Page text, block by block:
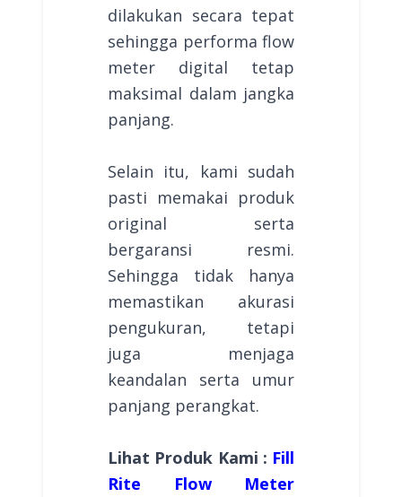
dilakukan secara tepat
sehingga performa flow
meter digital tetap
maksimal dalam jangka
panjang.
Selain itu, kami sudah
pasti memakai produk
original serta
bergaransi resmi.
Sehingga tidak hanya
memastikan akurasi
pengukuran, tetapi
juga menjaga
keandalan serta umur
panjang perangkat.
Lihat Produk Kami : Fill
Rite Flow Meter